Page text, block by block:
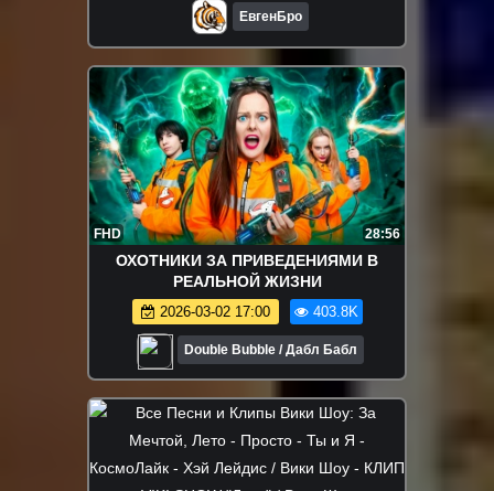
ЕвгенБро
FHD 28:56
ОХОТНИКИ ЗА ПРИВЕДЕНИЯМИ В
РЕАЛЬНОЙ ЖИЗНИ
2026-03-02 17:00 403.8K
Double Bubble / Дабл Бабл